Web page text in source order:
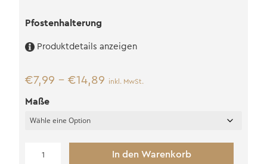
Pfostenhalterung
Produktdetails anzeigen
€7,99 – €14,89 inkl. MwSt.
Maße
Pfostenhalterung
In den Warenkorb